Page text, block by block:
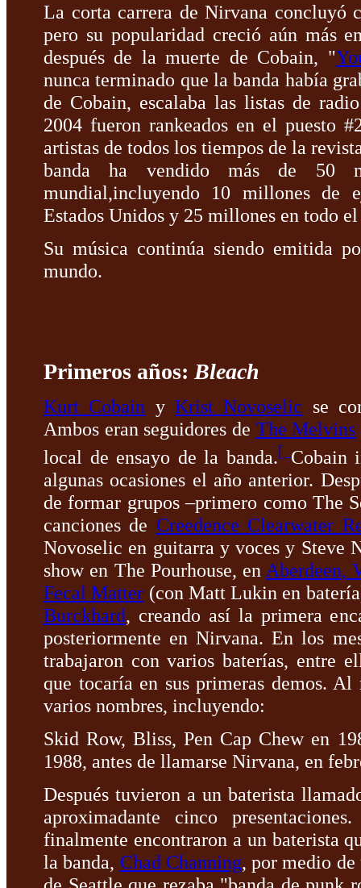
La corta carrera de Nirvana concluyó
pero su popularidad creció aún más
después de la muerte de Cobain, "
nunca terminado que la banda había
de Cobain, escalaba las listas de
2004 fueron rankeados en el puesto
artistas de todos los tiempos de la
banda ha vendido más de 50
mundial,incluyendo 10 millones de
Estados Unidos y 25 millones en todo
Su música continúa siendo emitida
mundo.
Primeros años:Bleach
Kurt Cobain yKrist Novoselic se
Ambos eran seguidores de The Melvins
local de ensayo de la banda.[ Cobain
algunas ocasiones el año anterior.
de formar grupos –primero como The
canciones de Creedence Clearwater
Novoselic en guitarra y voces y Steve
show en The Pourhouse, enAberdeen,
Fecal Matter (con Matt Lukin en
Burckhard, creando así la primera
posteriormente en Nirvana. En los
trabajaron con varios baterías, entre
que tocaría en sus primeras demos.
varios nombres, incluyendo:
Skid Row, Bliss, Pen Cap Chew en
1988, antes de llamarse Nirvana, en
Después tuvieron a un baterista
aproximadante cinco
finalmente encontraron a un baterista
la banda, Chad Channing, por medio